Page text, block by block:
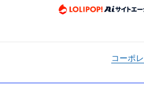
コーポ